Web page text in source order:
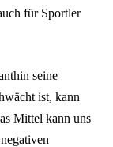
für Sportler
seine
ist, kann
Mittel kann uns